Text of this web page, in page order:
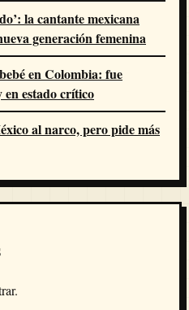
la cantante mexicana
generación femenina
en Colombia: fue
estado crítico
al narco, pero pide más